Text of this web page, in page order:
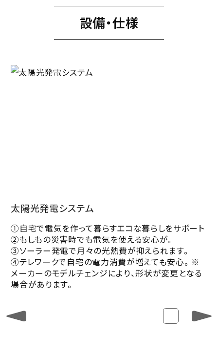
設備・仕様
①自宅で電気を作って暮らすエコな暮らしをサポート
②もしもの災害時でも電気を使える安心が。
③ソーラー発電で月々の光熱費が抑えられます。
④テレワークで自宅の電力消費が増えても安心。 ※
メーカーのモデルチェンジにより、形状が変更となる